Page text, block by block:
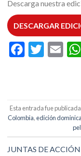
Descarga nuestra
DESCARGAR
Esta entrada fue
Colombia,edición
JUNTAS DE ACCIÓN